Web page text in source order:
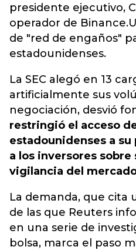
presidente ejecutivo,
operador de
de "red de engaños"
estadounidenses.
La SEC alegó en 13
artificialmente sus
negociación, desvió
restringió el acceso
estadounidenses a
a los inversores sobre
vigilancia del
La demanda, que cita
de las que Reuters
en una serie de
bolsa, marca el paso